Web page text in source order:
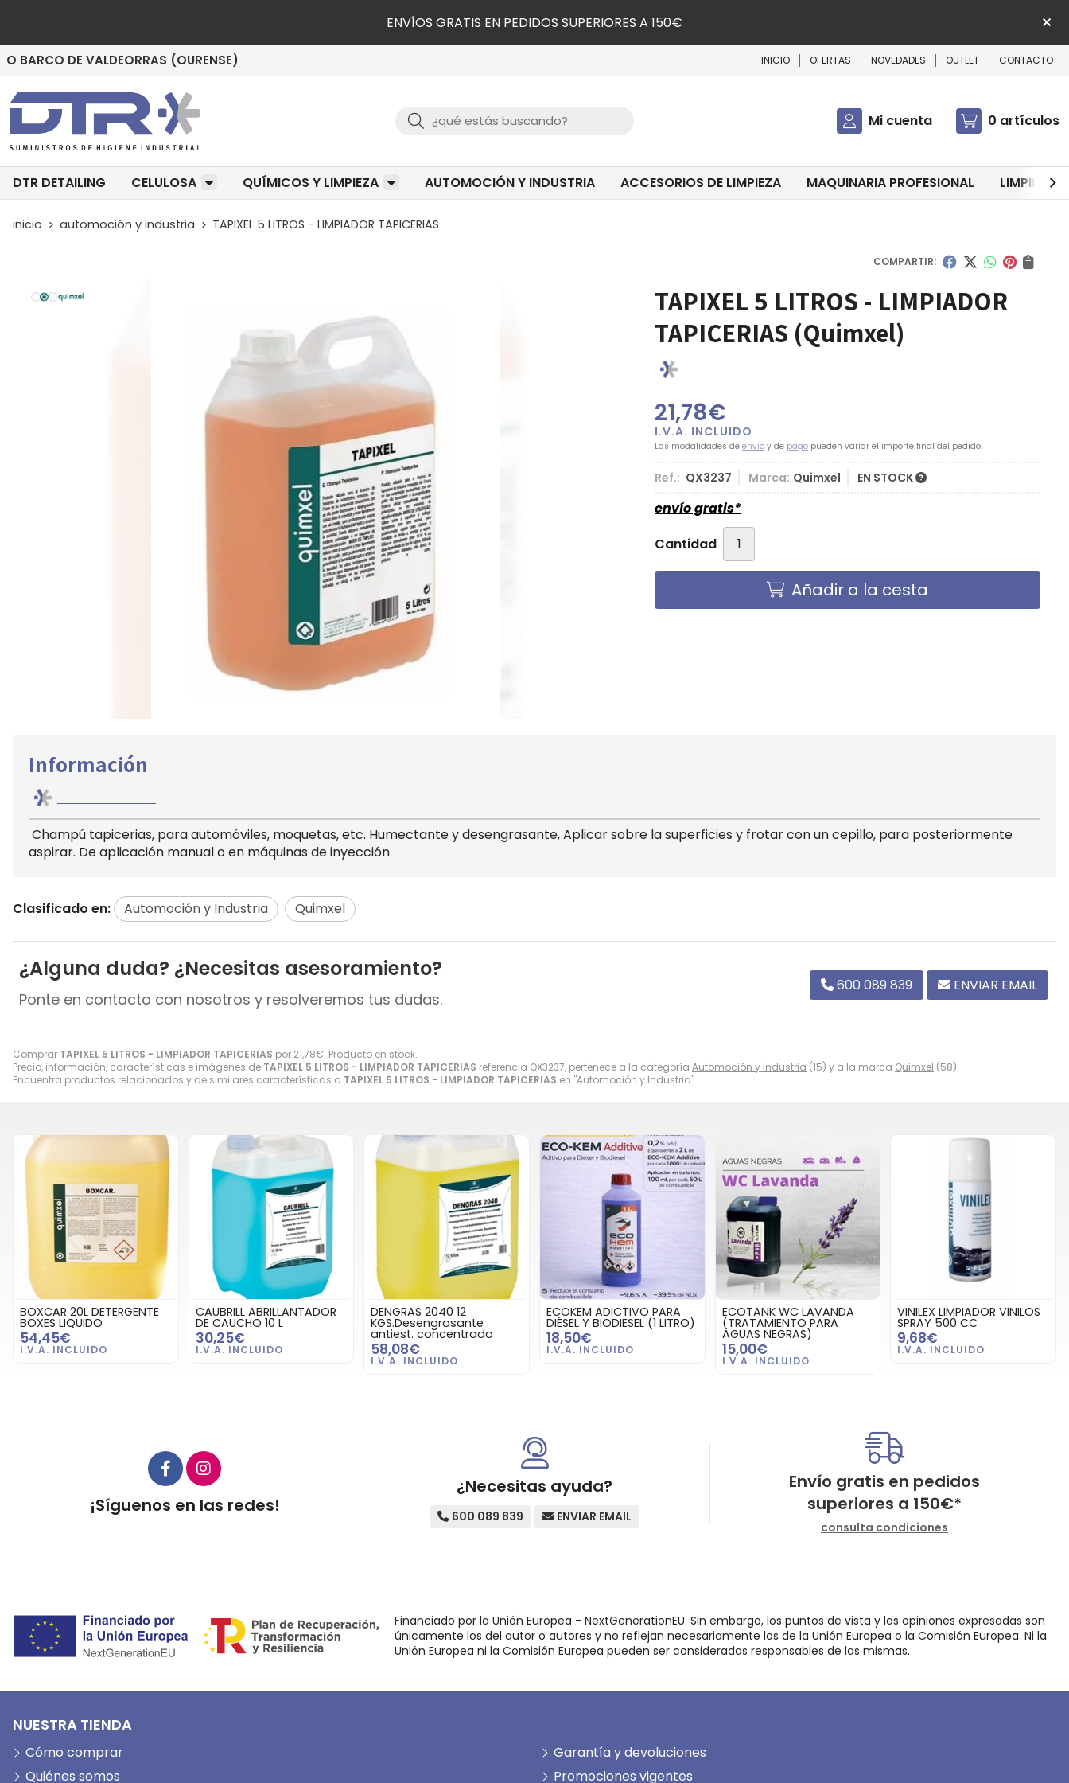
ENVÍOS GRATIS EN PEDIDOS SUPERIORES A 150€
O BARCO DE VALDEORRAS (OURENSE) INICIO OFERTAS NOVEDADES OUTLET CONTACTO
Buscar Mi cuenta 0 artículos
DTR DETAILING CELULOSA QUÍMICOS Y LIMPIEZA AUTOMOCIÓN Y INDUSTRIA ACCESORIOS DE LIMPIEZA MAQUINARIA PROFESIONAL LIMPIEZA
inicio automoción y industria TAPIXEL 5 LITROS - LIMPIADOR TAPICERIAS
COMPARTIR:
TAPIXEL 5 LITROS - LIMPIADOR
TAPICERIAS (Quimxel)
21,78€
Las modalidades deenvío y de pago pueden variar el importe final del pedido.
Ref.: QX3237 Marca: Quimxel EN STOCK
envío gratis*
Cantidad
Añadir a la cesta
Comprar TAPIXEL 5 LITROS - LIMPIADOR TAPICERIAS por 21,78€. Producto en stock.
Precio, información, características e imágenes de TAPIXEL 5 LITROS - LIMPIADOR TAPICERIAS referencia QX3237, pertenece a la categoría Automoción y Industria (15) y a la marca Quimxel (58).
Encuentra productos relacionados y de similares características a TAPIXEL 5 LITROS - LIMPIADOR TAPICERIAS en "Automoción y Industria".
Información
Champú tapicerias, para automóviles, moquetas, etc. Humectante y desengrasante, Aplicar sobre la superficies y frotar con un cepillo, para posteriormente
aspirar. De aplicación manual o en máquinas de inyección
Clasificado en: Automoción y Industria Quimxel
¿Alguna duda? ¿Necesitas asesoramiento?
Ponte en contacto con nosotros y resolveremos tus dudas.
600 089 839 ENVIAR EMAIL
BOXCAR 20L DETERGENTE
BOXES LIQUIDO
54,45€
CAUBRILL ABRILLANTADOR
DE CAUCHO 10 L
30,25€
DENGRAS 2040 12
KGS.Desengrasante
antiest. concentrado
58,08€
ECOKEM ADICTIVO PARA
DIÉSEL Y BIODIESEL (1 LITRO)
18,50€
ECOTANK WC LAVANDA
(TRATAMIENTO PARA
AGUAS NEGRAS)
15,00€
VINILEX LIMPIADOR VINILOS
SPRAY 500 CC
9,68€
¡Síguenos en las redes!
¿Necesitas ayuda?
600 089 839 ENVIAR EMAIL
Envío gratis en pedidos
superiores a 150€*
consulta condiciones
Financiado por la Unión Europea - NextGenerationEU. Sin embargo, los puntos de vista y las opiniones expresadas son
únicamente los del autor o autores y no reflejan necesariamente los de la Unión Europea o la Comisión Europea. Ni la
Unión Europea ni la Comisión Europea pueden ser consideradas responsables de las mismas.
NUESTRA TIENDA
Cómo comprar
Quiénes somos
Garantía y devoluciones
Promociones vigentes